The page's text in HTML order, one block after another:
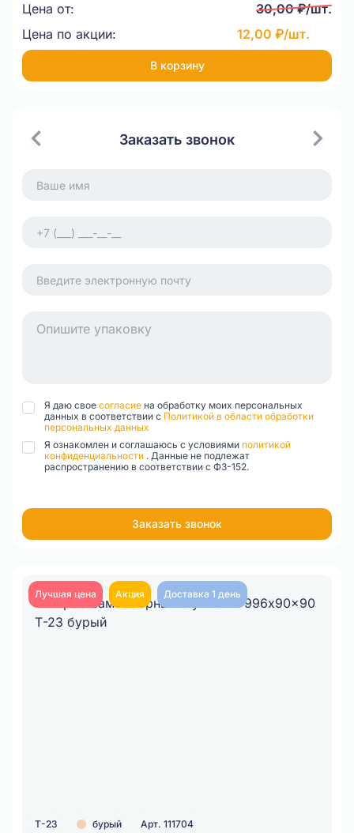
Цена от:
30,00 ₽/шт.
Цена по акции:
12,00 ₽/шт.
В корзину
Заказать звонок
Я даю свое согласие на обработку моих персональных
данных в соответствии с Политикой в области обработки
персональных данных
Я ознакомлен и соглашаюсь с условиями политикой
конфиденциальности . Данные не подлежат
распространению в соответствии с ФЗ-152.
Заказать звонок
Лучшая цена Акция Доставка 1 день
Т-23 бурый Арт. 111704